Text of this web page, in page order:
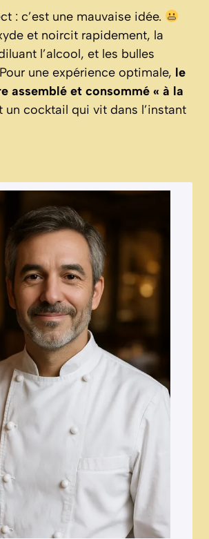
: c’est une mauvaise idée.
et noircit rapidement, la
l’alcool, et les bulles
une expérience optimale, le
assemblé et consommé « à la
un cocktail qui vit dans l’instant